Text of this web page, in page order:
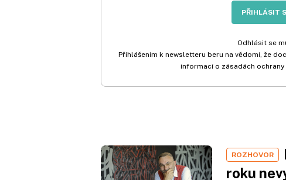
PŘIHLÁSIT
Odhlásit se
Přihlášením k newsletteru beru na vědomí, že
informací o zásadách
ROZHOVOR
roku